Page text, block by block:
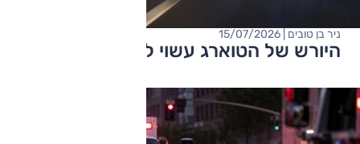
היורש של הטוארג עשוי להגיע מסין?
ניר בן טובים | 15/07/2026